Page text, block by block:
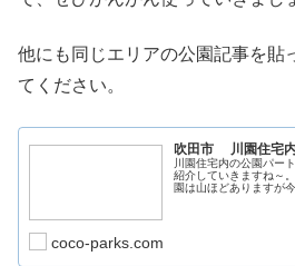
他にも同じエリアの公園記事を貼
てください。
吹田市 川園住宅
川園住宅内の公園パー
紹介していきますね～
園は山ほどありますが
coco-parks.com